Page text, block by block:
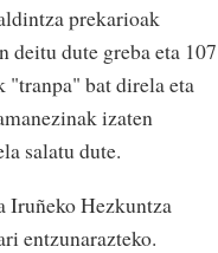
prekarioak
deitu dute greba eta 107
"tranpa" bat direla eta
izaten
salatu dute.
Iruñeko Hezkuntza
entzunarazteko.